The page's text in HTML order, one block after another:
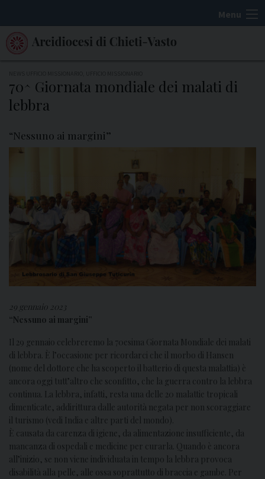
k
Menu
70^ Giornata mondiale dei malati di
lebbra
“Nessuno ai margini”
29 gennaio 2023
“Nessuno ai margini”
Il 29 gennaio celebreremo la 70esima Giornata Mondiale dei malati
di lebbra. È l’occasione per ricordarci che il morbo di Hansen
(nome del dottore che ha scoperto il batterio di questa malattia) è
ancora oggi tutt’altro che sconfitto, che la guerra contro la lebbra
continua. La lebbra, infatti, resta una delle 20 malattie tropicali
dimenticate, addirittura dalle autorità negata per non scoraggiare
il turismo (vedi India e altre parti del mondo).
È causata da carenza di igiene, da alimentazione insufficiente, da
mancanza di ospedali e medicine per curarla. Quando è ancora
all’inizio, se non viene individuata in tempo la lebbra provoca
disabilità alla pelle, alle ossa soprattutto di braccia e gambe. Per